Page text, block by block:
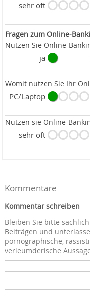
sehr oft
Fragen zum Online-
Nutzen Sie Online-
ja
Womit nutzen Sie Ihr
PC/Laptop
Nutzen sie Online-
sehr oft
Kommentare
Kommentar schreiben
Bleiben Sie bitte
Beiträgen und
pornographische,
verleumderische